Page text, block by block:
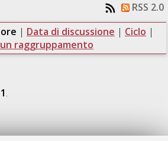
RSS 2.0
| Data di discussione | Ciclo |
raggruppamento
1.